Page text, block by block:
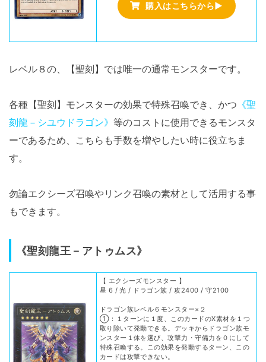
購入はこちらから▶
レベル８の、【聖刻】では唯一の通常モンスターです。
各種【聖刻】モンスターの効果で特殊召喚でき、かつ 《聖
刻龍－シユウドラゴン》 等のコストに使用できるモンスタ
ーであるため、こちらも手数を増やしたい時に役立ちま
す。
勿論エクシーズ召喚やリンク召喚の素材として活用する事
もできます。
《聖刻龍王－アトゥムス》
【 エクシーズモンスター 】
星 6 / 光 / ドラゴン族 / 攻2400 / 守2100
ドラゴン族レベル６モンスター×２
①：１ターンに１度、このカードのX素材を１つ
取り除いて発動できる。デッキからドラゴン族モ
ンスター１体を選び、攻撃力・守備力を０にして
特殊召喚する。この効果を発動するターン、この
カードは攻撃できない。